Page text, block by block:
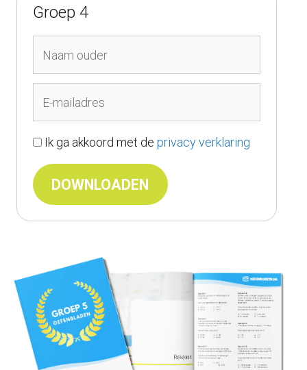
Groep 4
Ik ga akkoord met de privacy verklaring